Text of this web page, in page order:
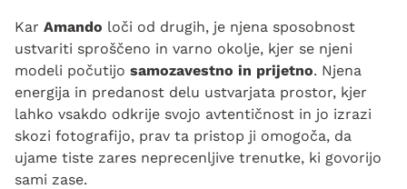
Kar Amando loči od drugih, je njena sposobnost
ustvariti sproščeno in varno okolje, kjer se njeni
modeli počutijo samozavestno in prijetno. Njena
energija in predanost delu ustvarjata prostor, kjer
lahko vsakdo odkrije svojo avtentičnost in jo izrazi
skozi fotografijo, prav ta pristop ji omogoča, da
ujame tiste zares neprecenljive trenutke, ki govorijo
sami zase.